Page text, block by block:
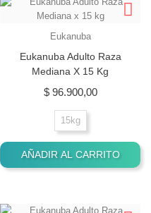
Eukanuba
Eukanuba Adulto Raza
Mediana X 15 Kg
$ 96.900,00Precio
15kg
AÑADIR AL CARRITO